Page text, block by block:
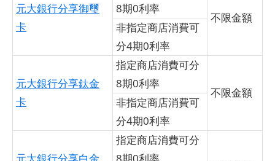
元大銀行分享御璽
卡
8期0利率
不限金額
非指定商店消費可
分4期0利率
元大銀行分享鈦金
卡
指定商店消費可分
8期0利率
不限金額
非指定商店消費可
分4期0利率
元大銀行分享白金
指定商店消費可分
8期0利率